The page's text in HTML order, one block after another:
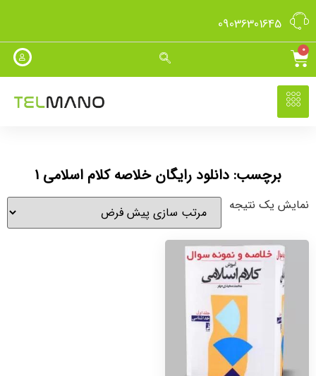
09036301645
0
برچسب: دانلود رایگان خلاصه کلام اسلامی 1
نمایش یک نتیجه